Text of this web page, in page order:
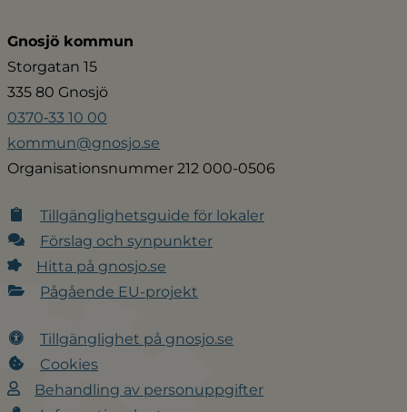
Gnosjö kommun
Storgatan 15
335 80 Gnosjö
0370‑33 10 00
kommun@gnosjo.se
Organisationsnummer 212 000-0506
Tillgänglighetsguide för lokaler
Förslag och synpunkter
Hitta på gnosjo.se
Pågående EU-projekt
Tillgänglighet på gnosjo.se
Cookies
Behandling av personuppgifter